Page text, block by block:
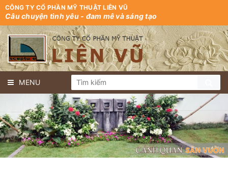
CÔNG TY CỔ PHẦN MỸ THUẬT LIÊN VŨ
Câu chuyện tình yêu - đam mê và sáng tạo
MENU